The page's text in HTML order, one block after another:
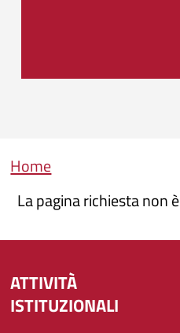
Briciole di pane
Home
La pagina richiesta non
ATTIVITÀ
ISTITUZIONALI